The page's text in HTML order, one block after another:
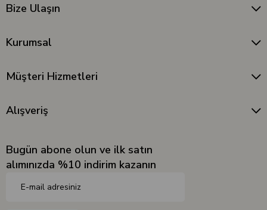
Bize Ulaşın
Kurumsal
Müşteri Hizmetleri
Alışveriş
Bugün abone olun ve ilk satın
alımınızda %10 indirim kazanın